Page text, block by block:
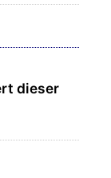
dieser